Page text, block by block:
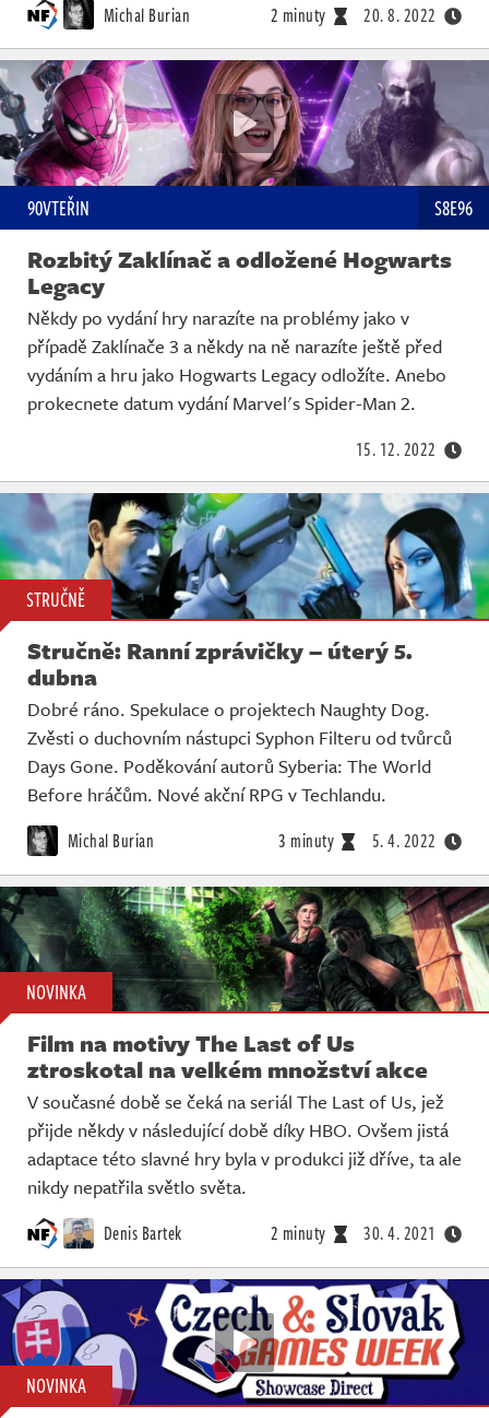
Michal Burian 2 minuty 20. 8. 2022
90VTEŘIN S8E96
Rozbitý Zaklínač a odložené Hogwarts
Legacy
Někdy po vydání hry narazíte na problémy jako v
případě Zaklínače 3 a někdy na ně narazíte ještě před
vydáním a hru jako Hogwarts Legacy odložíte. Anebo
prokecnete datum vydání Marvel's Spider-Man 2.
15. 12. 2022
STRUČNĚ
Stručně: Ranní zprávičky – úterý 5.
dubna
Dobré ráno. Spekulace o projektech Naughty Dog.
Zvěsti o duchovním nástupci Syphon Filteru od tvůrců
Days Gone. Poděkování autorů Syberia: The World
Before hráčům. Nové akční RPG v Techlandu.
Michal Burian 3 minuty 5. 4. 2022
NOVINKA
Film na motivy The Last of Us
ztroskotal na velkém množství akce
V současné době se čeká na seriál The Last of Us, jež
přijde někdy v následující době díky HBO. Ovšem jistá
adaptace této slavné hry byla v produkci již dříve, ta ale
nikdy nepatřila světlo světa.
Denis Bartek 2 minuty 30. 4. 2021
NOVINKA